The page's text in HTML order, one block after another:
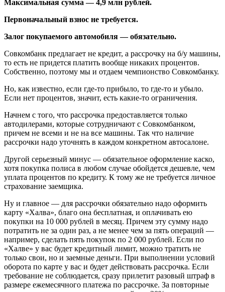
Максимальная сумма — 4,9 млн рублей.
Первоначальный взнос не требуется.
Залог покупаемого автомобиля — обязательно.
Совкомбанк предлагает не кредит, а рассрочку на б/у машины,
то есть не придется платить вообще никаких процентов.
Собственно, поэтому мы и отдаем чемпионство Совкомбанку.
Но, как известно, если где-то прибыло, то где-то и убыло.
Если нет процентов, значит, есть какие-то ограничения.
Начнем с того, что рассрочка предоставляется только
автодилерами, которые сотрудничают с Совкомбанком,
причем не всеми и не на все машины. Так что наличие
рассрочки надо уточнять в каждом конкретном автосалоне.
Другой серьезный минус — обязательное оформление каско,
хотя покупка полиса в любом случае обойдется дешевле, чем
уплата процентов по кредиту. К тому же не требуется личное
страхование заемщика.
Ну и главное — для рассрочки обязательно надо оформить
карту «Халва», благо она бесплатная, и оплачивать ею
покупки на 10 000 рублей в месяц. Причем эту сумму надо
потратить не за один раз, а не менее чем за пять операций —
например, сделать пять покупок по 2 000 рублей. Если по
«Халве» у вас будет кредитный лимит, можно тратить не
только свои, но и заемные деньги. При выполнении условий
оборота по карте у вас и будет действовать рассрочка. Если
требование не соблюдается, сразу прилетит разовый штраф в
размере ежемесячного платежа по рассрочке. За повторные